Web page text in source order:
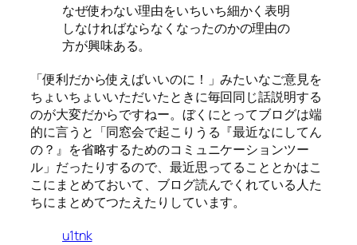
なぜ使わない理由をいちいち細かく表明
しなければならなくなったのかの理由の
方が興味ある。
「便利だから使えばいいのに！」みたいなご意見を
ちょいちょいいただいたときに毎回同じ話説明する
のが大変だからですねー。ぼくにとってブログは端
的に言うと「同窓会で起こりうる『最近なにしてん
の？』を省略するためのコミュニケーションツー
ル」だったりするので、最近思ってることとかはこ
こにまとめておいて、ブログ読んでくれている人た
ちにまとめてつたえたりしています。
u1tnk